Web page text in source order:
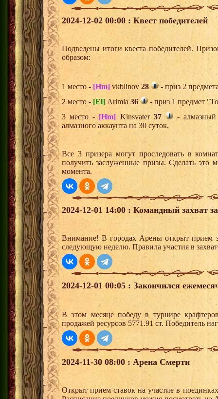
2024-12-02 00:00 : Квест победителей
Подведены итоги квеста победителей.
образом:
1 место - [Hm] vkblinov 28
- приз 2
2 место - [El] Arimla 36
- приз 1 предмет
3 место - [Hm] Kinsvater 37
- алмазный
алмазного аккаунта на 30 суток,
Все 3 призера могут проследовать в
получить заслуженные призы. Сделать это
момента.
2024-12-01 14:00 : Командный захват
Внимание! В городах Арены открыт прием
следующую неделю. Правила участия в
2024-12-01 00:05 : Закончился
В этом месяце победу в турнире
продажей ресурсов 5771.91 ст. Победитель
2024-11-30 08:00 : Арена Смерти
Открыт прием ставок на участие в